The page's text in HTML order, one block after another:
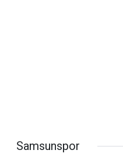
Samsunspor